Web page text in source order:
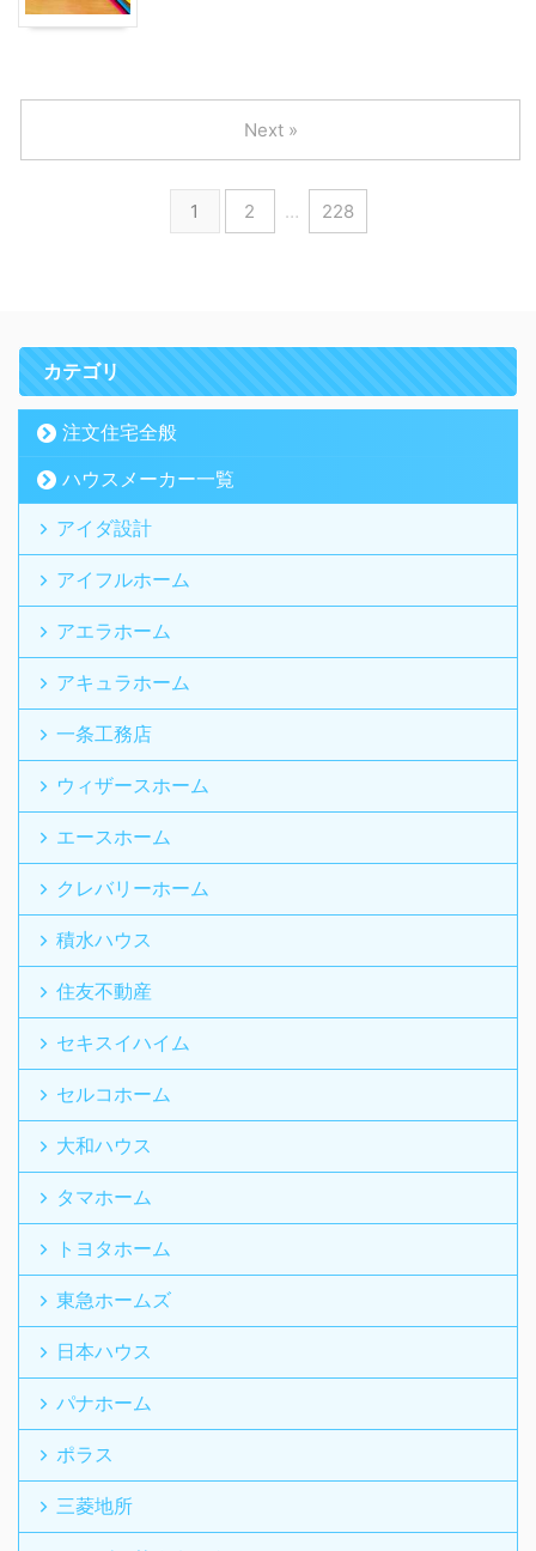
1 2 … 228
Next »
カテゴリ
注文住宅全般
ハウスメーカー一覧
アイダ設計
アイフルホーム
アエラホーム
アキュラホーム
一条工務店
ウィザースホーム
エースホーム
クレバリーホーム
積水ハウス
住友不動産
セキスイハイム
セルコホーム
大和ハウス
タマホーム
トヨタホーム
東急ホームズ
日本ハウス
パナホーム
ポラス
三菱地所